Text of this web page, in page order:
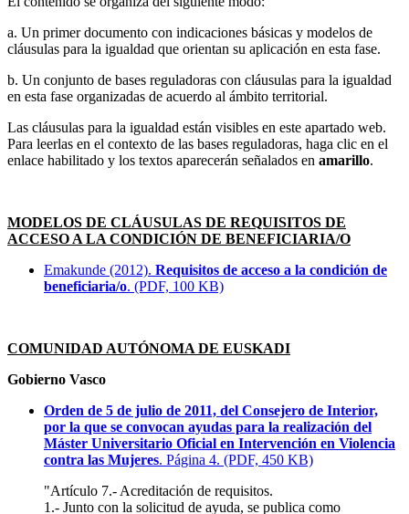
a. Un primer documento con indicaciones básicas y modelos de
cláusulas para la igualdad que orientan su aplicación en esta fase.
b. Un conjunto de bases reguladoras con cláusulas para la igualdad
en esta fase organizadas de acuerdo al ámbito territorial.
Las cláusulas para la igualdad están visibles en este apartado web.
Para leerlas en el contexto de las bases reguladoras, haga clic en el
enlace habilitado y los textos aparecerán señalados en amarillo.
MODELOS DE CLÁUSULAS DE REQUISITOS DE
ACCESO A LA CONDICIÓN DE BENEFICIARIA/O
Emakunde (2012). Requisitos de acceso a la condición de
beneficiaria/o. (PDF, 100 KB)
COMUNIDAD AUTÓNOMA DE EUSKADI
Gobierno Vasco
Orden de 5 de julio de 2011, del Consejero de Interior,
por la que se convocan ayudas para la realización del
Máster Universitario Oficial en Intervención en Violencia
contra las Mujeres. Página 4. (PDF, 450 KB)
"Artículo 7.- Acreditación de requisitos.
1.- Junto con la solicitud de ayuda, se publica como